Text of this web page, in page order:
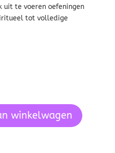
uit te voeren oefeningen
tot volledige
winkelwagen